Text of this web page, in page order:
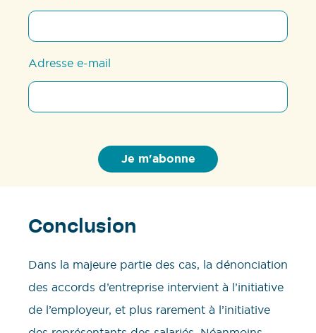
Adresse e-mail
Conclusion
Dans la majeure partie des cas, la dénonciation
des accords d’entreprise intervient à l’initiative
de l’employeur, et plus rarement à l’initiative